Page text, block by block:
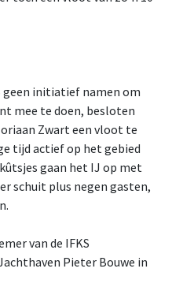
geen initiatief namen om
mee te doen, besloten
Zwart een vloot te
tijd actief op het gebied
gaan het IJ op met
schuit plus negen gasten,
van de IFKS
Pieter Bouwe in